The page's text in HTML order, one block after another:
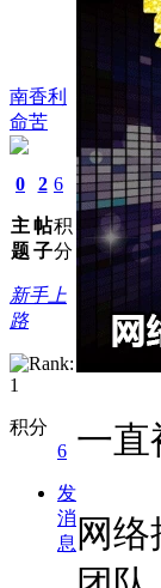
南香利
命苦
0
主
题
2
帖
子
6
积
分
新手上
路
积分
6
发
消
息
一直
网